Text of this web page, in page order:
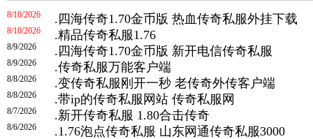
.四海传奇1.70金币版 热血传奇私服外挂下载
8/10/2026
.精品传奇私服1.76
8/10/2026
.四海传奇1.70金币版 新开电信传奇私服
8/9/2026
.传奇私服万能客户端
8/9/2026
.变传奇私服刚开一秒 老传奇外传客户端
8/8/2026
.带ip的传奇私服网站 传奇私服网
8/8/2026
.新开传奇私服 1.80合击传奇
8/7/2026
.1.76泡点传奇私服 山东网通传奇私服3000
8/6/2026